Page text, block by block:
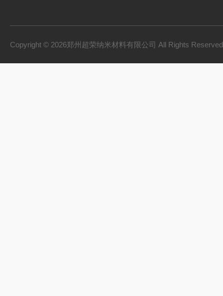
Copyright © 2026郑州超荣纳米材料有限公司 All Rights